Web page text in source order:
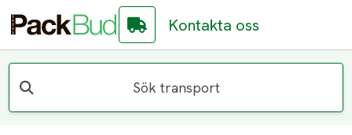
Kontakta oss
Sök transport